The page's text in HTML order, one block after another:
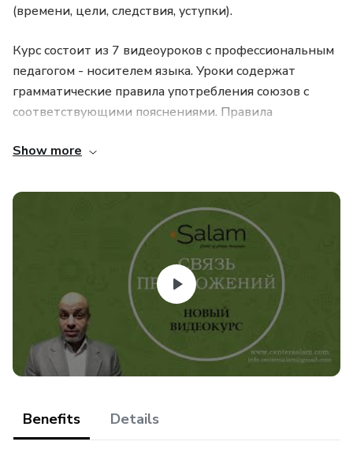
(времени, цели, следствия, уступки).
Курс состоит из 7 видеоуроков с профессиональным
педагогом - носителем языка. Уроки содержат
грамматические правила употребления союзов с
соответствующими пояснениями. Правила
использования союзов в конкретных предложениях.
Темы первых пяти уроков:
Урок 1. Союзы цели: ДЛЯ ТОГО ЧТОБЫ; ЧТОБЫ;
Урок 2. Союзы следствия: ПОЭТОМУ/ В СЛЕДСТВИЕ
Урок 3. Союзы времени: ДО/ПОСЛЕ; ДО ЭТОГО;
ПЕРЕД ТЕМ КАК/ ПОСЛЕ ТОГО КАК.
Урок 4. Союзы времени: КОГДА; В ТО ВРЕМЯ/ ПОКА.
Show more
Benefits Details